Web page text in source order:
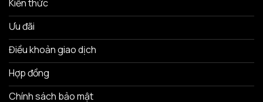
Kiến thức
Ưu đãi
Điều khoản giao dịch
Hợp đồng
Chính sách bảo mật